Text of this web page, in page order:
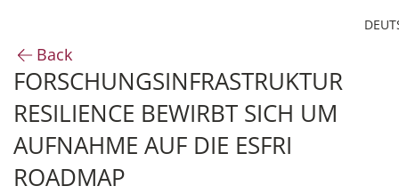
Institute
Administration
Back
FORSCHUNGSINFRASTRUKTUR
RESILIENCE BEWIRBT SICH UM
AUFNAHME AUF DIE ESFRI
ROADMAP